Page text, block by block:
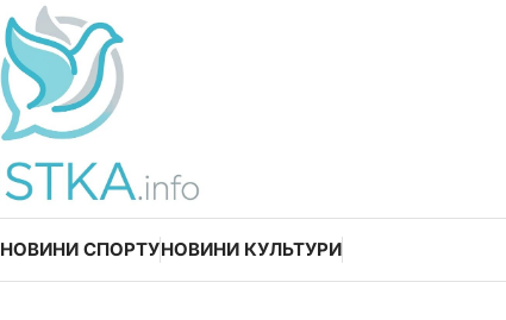
НОВИНИ СПОРТУНОВИНИ КУЛЬТУРИ